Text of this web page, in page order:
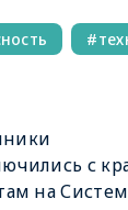
с
на